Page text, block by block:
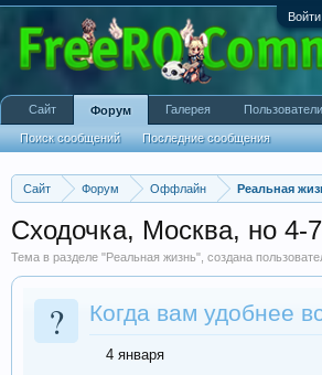
Сайт Форум Оффлайн Реальная
Сходочка, Москва, но 4-
Тема в разделе "Реальная жизнь", создана
? Когда вам удобнее
4 января
Сайт Форум
Поиск сообщений Последние сообщения
Галерея Пользователи